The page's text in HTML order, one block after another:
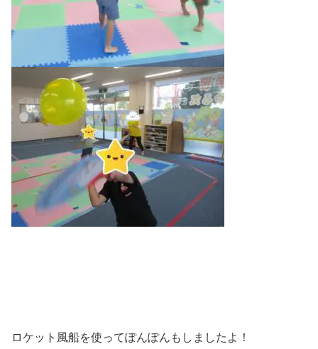
ロケット風船を使ってぽんぽんもしましたよ！